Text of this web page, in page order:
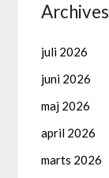
Archives
juli 2026
juni 2026
maj 2026
april 2026
marts 2026